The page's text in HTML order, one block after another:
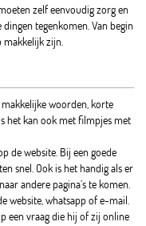
zelf eenvoudig zorg en
tegenkomen. Van begin
zijn.
woorden, korte
het kan ook met filmpjes met
de website. Bij een goede
snel. Ook is het handig als er
andere pagina’s te komen.
website, whatsapp of e-mail.
een vraag die hij of zij online